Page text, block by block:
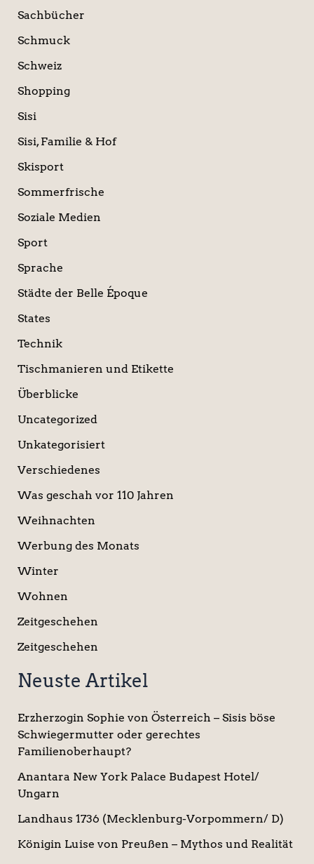
Sachbücher
Schmuck
Schweiz
Shopping
Sisi
Sisi, Familie & Hof
Skisport
Sommerfrische
Soziale Medien
Sport
Sprache
Städte der Belle Époque
States
Technik
Tischmanieren und Etikette
Überblicke
Uncategorized
Unkategorisiert
Verschiedenes
Was geschah vor 110 Jahren
Weihnachten
Werbung des Monats
Winter
Wohnen
Zeitgeschehen
Zeitgeschehen
Neuste Artikel
Erzherzogin Sophie von Österreich – Sisis böse
Schwiegermutter oder gerechtes
Familienoberhaupt?
Anantara New York Palace Budapest Hotel/
Ungarn
Landhaus 1736 (Mecklenburg-Vorpommern/ D)
Königin Luise von Preußen – Mythos und Realität